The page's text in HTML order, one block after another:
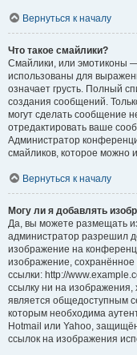
Вернуться к началу
Что такое смайлики?
Смайлики, или эмотиконы
использованы для
означает грусть. Полный
создания сообщений.
могут сделать сообщение
отредактировать ваше
Администратор
смайликов, которое можно
Вернуться к началу
Могу ли я добавлять
Да, вы можете размещать
администратор разрешил
изображение на
изображение,
ссылки: http://
ссылку ни на
является общедоступным
которым необходима
Hotmail или Yahoo,
ссылок на изображения